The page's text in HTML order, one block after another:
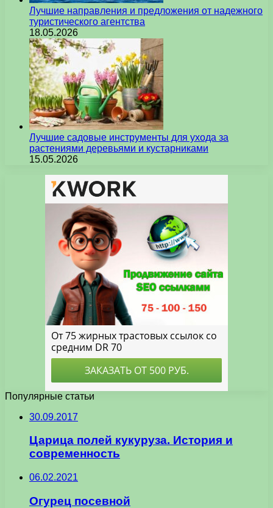
Лучшие направления и предложения от надежного
туристического агентства
18.05.2026
Лучшие садовые инструменты для ухода за
растениями деревьями и кустарниками
15.05.2026
Популярные статьи
30.09.2017
Царица полей кукуруза. История и
современность
06.02.2021
Огурец посевной